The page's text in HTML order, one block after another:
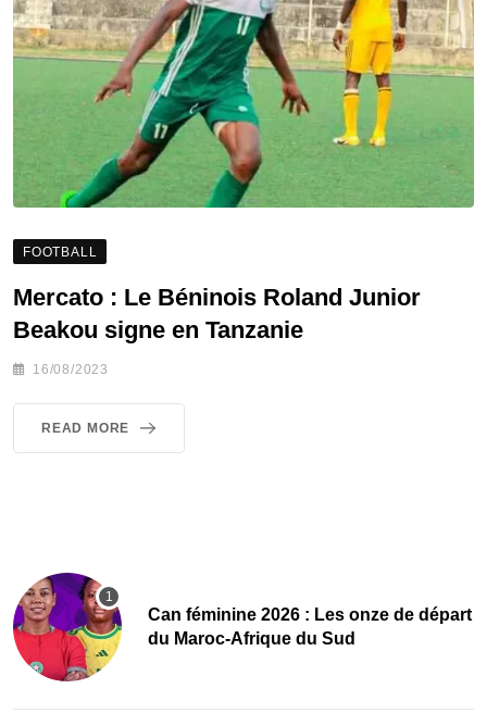
FOOTBALL
Mercato : Le Béninois Roland Junior
Beakou signe en Tanzanie
16/08/2023
READ MORE
‎Can féminine 2026 : Les onze de départ
du Maroc-Afrique du Sud